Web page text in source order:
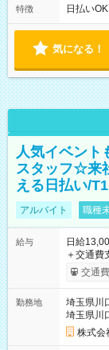
特徴 日払いOK
気になる！
人気イベント
スタッフ☆来
える日払い/T1
アルバイト 職種
給与
日給
＋交通費支給 ★交通費全額支給！ ┗案件に
いOK！
ンビニATM
交通
勤務地
埼玉県川
埼玉県川
株式会